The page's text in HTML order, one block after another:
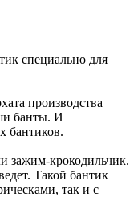
специально для
производства
банты. И
бантиков.
зажим-крокодильчик.
Такой бантик
так и с